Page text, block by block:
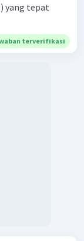
yang tepat
terverifikasi